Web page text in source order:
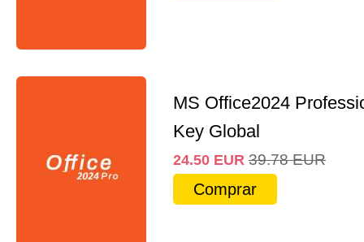
MS Office2024
Key Global
24.50 EUR 39.78 EUR
Comprar